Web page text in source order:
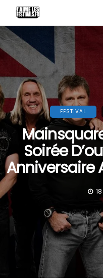
FESTIVAL
Soirée
Anniversaire